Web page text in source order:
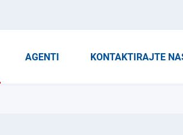
AGENTI KONTAKTIRAJTE